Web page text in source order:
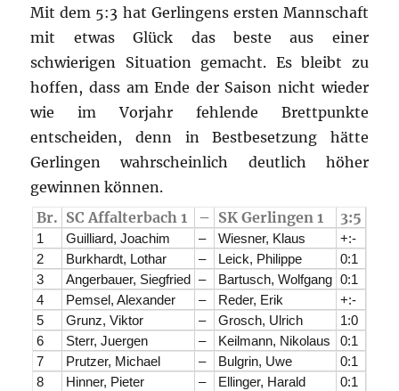
Mit dem 5:3 hat Gerlingens ersten Mannschaft
mit etwas Glück das beste aus einer
schwierigen Situation gemacht. Es bleibt zu
hoffen, dass am Ende der Saison nicht wieder
wie im Vorjahr fehlende Brettpunkte
entscheiden, denn in Bestbesetzung hätte
Gerlingen wahrscheinlich deutlich höher
gewinnen können.
Br. SC Affalterbach 1 – SK Gerlingen 1 3:5
1 Guilliard, Joachim – Wiesner, Klaus
+:-
2
Burkhardt, Lothar – Leick, Philippe
0:1
3
Angerbauer, Siegfried – Bartusch, Wolfgang 0:1
4
Pemsel, Alexander – Reder, Erik
+:-
5
Grunz, Viktor – Grosch, Ulrich
1:0
6
Sterr, Juergen – Keilmann, Nikolaus
0:1
7
Prutzer, Michael – Bulgrin, Uwe
0:1
8
Hinner, Pieter – Ellinger, Harald 0:1